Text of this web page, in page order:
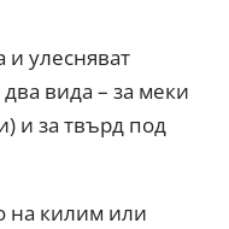
и улесняват
вида – за меки
и за твърд под
на килим или